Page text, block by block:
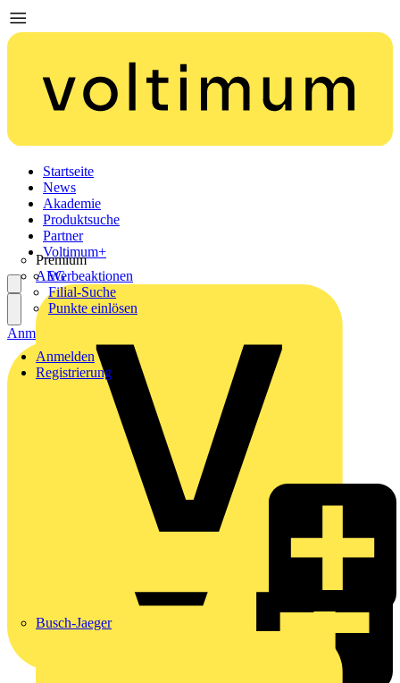
Startseite
News
Akademie
Produktsuche
Partner
Premium
AEG
Busch-Jaeger
Voltimum+
Werbeaktionen
Filial-Suche
Punkte einlösen
Anmelden
Registrierung
Anmelden